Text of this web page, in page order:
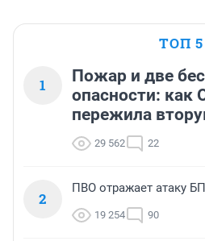
ТОП 5
1
Пожар и две
опасности: как
пережила
29 562 22
2
ПВО отражает атаку
19 254 90